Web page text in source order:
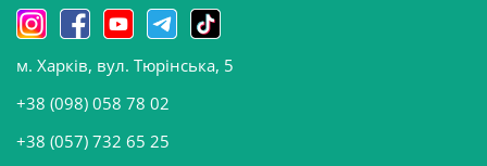
н
о
в
и
м. Харків, вул. Тюрінська, 5
+38 (098) 058 78 02
+38 (057) 732 65 25